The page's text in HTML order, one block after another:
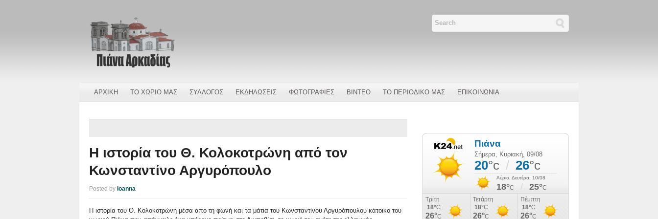
ΑΡΧΙΚΗ ΤΟ ΧΩΡΙΟ ΜΑΣ ΣΥΛΛΟΓΟΣ ΕΚΔΗΛΩΣΕΙΣ ΦΩΤΟΓΡΑΦΙΕΣ ΒΙΝΤΕΟ ΤΟ ΠΕΡΙΟΔΙΚΟ ΜΑΣ ΕΠΙΚΟΙΝΩΝΙΑ
Η ιστορία του Θ. Κολοκοτρώνη από τον
Κωνσταντίνο Αργυρόπουλο
Posted by Ioanna
Η ιστορία του Θ. Κολοκοτρώνη μέσα απο τη φωνή και τα μάτια του Κωνσταντίνου Αργυρόπουλου κάτοικο του